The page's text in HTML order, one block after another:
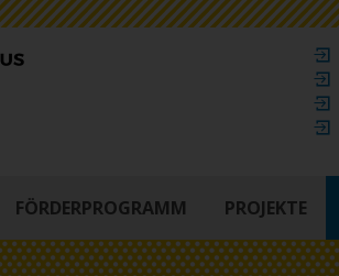
FÖRDERPROGRAMM PROJEKTE